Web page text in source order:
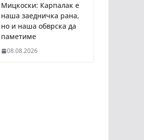
Мицкоски: Карпалак е
наша заедничка рана,
но и наша обврска да
паметиме
08.08.2026